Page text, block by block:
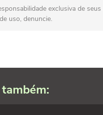
exclusiva de
uso, denuncie.